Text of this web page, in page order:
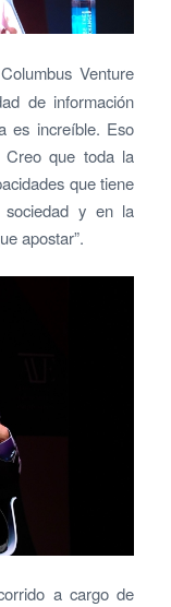
Venture
de información
es increíble. Eso
Creo que toda la
que tiene
y en la
apostar”.
a cargo de